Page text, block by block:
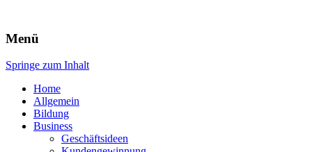
Expert-Line
Menü
Springe zum Inhalt
Home
Allgemein
Bildung
Business
Geschäftsideen